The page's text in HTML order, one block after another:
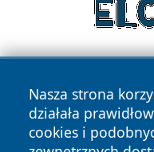
Nasza strona
działała
cookies i